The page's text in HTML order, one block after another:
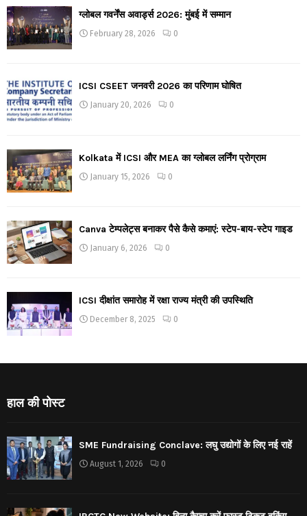
ग्लोबल गवर्नेंस अवार्ड्स 2026: मुंबई में सम्मान
February 28, 2026 0
ICSI CSEET जनवरी 2026 का परिणाम घोषित
January 20, 2026 0
Kolkata में ICSI और MEA का ग्लोबल लर्निंग प्रोग्राम
January 15, 2026 0
Canva टेम्पलेट्स बनाकर पैसे कैसे कमाएं: स्टेप-बाय-स्टेप गाइड
January 6, 2026 0
ICSI दीक्षांत समारोह में रक्षा राज्य मंत्री की उपस्थिति
December 8, 2025 0
हाल की पोस्ट
SME Fundraising Conclave: लघु उद्योगों के लिए नई राहें
August 1, 2026 0